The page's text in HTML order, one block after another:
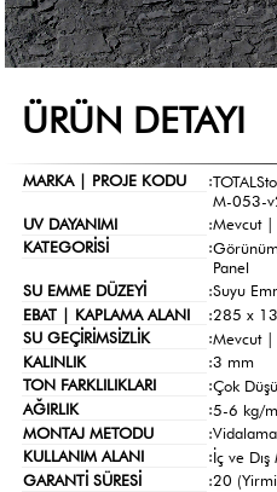
ÜRÜN DETAYI
MARKA | PROJE KODU :
M-053-
UV DAYANIMI
:Mevcut |
KATEGORİSİ
:
Panel
SU EMME DÜZEYİ
:Suyu
EBAT | KAPLAMA ALANI
:285 x
SU GEÇİRİMSİZLİK
:Mevcut |
KALINLIK
:3 mm
TON FARKLILIKLARI
:Çok
AĞIRLIK
:5-6 kg/
MONTAJ METODU
:Vidalama
KULLANIM ALANI
:İç ve
GARANTİ SÜRESİ
:20